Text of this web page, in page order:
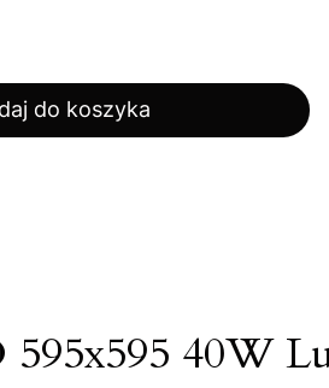
do koszyka
595x595 40W